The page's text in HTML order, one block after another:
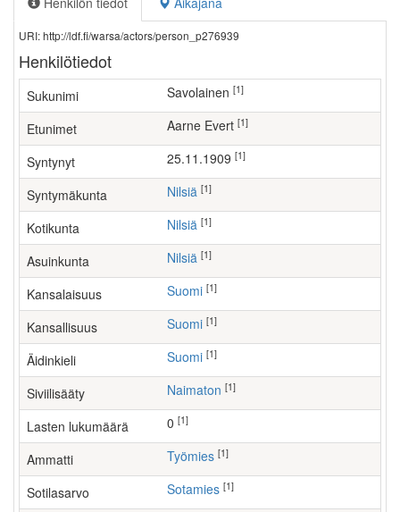
URI: http://ldf.fi/warsa/actors/person_p276939
Henkilötiedot
Sukunimi Savolainen [1]
Etunimet Aarne Evert [1]
Syntynyt 25.11.1909 [1]
Syntymäkunta Nilsiä [1]
Kotikunta Nilsiä [1]
Asuinkunta Nilsiä [1]
Kansalaisuus Suomi [1]
Kansallisuus Suomi [1]
Äidinkieli Suomi [1]
Siviilisääty Naimaton [1]
Lasten lukumäärä [1]
Ammatti työmies [1]
Sotilasarvo Sotamies [1]